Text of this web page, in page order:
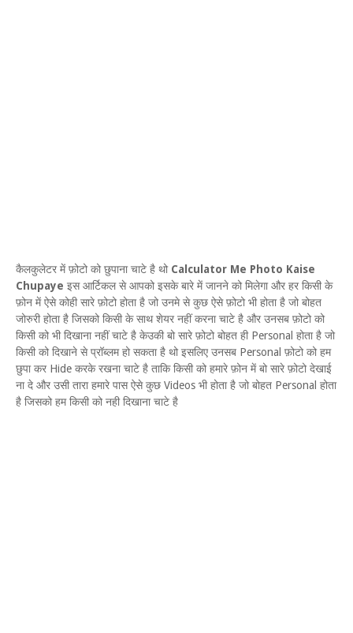
कैलकुलेटर में फ़ोटो को छुपाना चाटे है थो Calculator Me Photo Kaise
Chupaye इस आर्टिकल से आपको इसके बारे में जानने को मिलेगा और हर किसी के
फ़ोन में ऐसे कोही सारे फ़ोटो होता है जो उनमे से कुछ ऐसे फ़ोटो भी होता है जो बोहत
जोरुरी होता है जिसको किसी के साथ शेयर नहीं करना चाटे है और उनसब फ़ोटो को
किसी को भी दिखाना नहीं चाटे है केउकी बो सारे फ़ोटो बोहत ही Personal होता है जो
किसी को दिखाने से प्रॉब्लम हो सकता है थो इसलिए उनसब Personal फ़ोटो को हम
छुपा कर Hide करके रखना चाटे है ताकि किसी को हमारे फ़ोन में बो सारे फ़ोटो देखाई
ना दे और उसी तारा हमारे पास ऐसे कुछ Videos भी होता है जो बोहत Personal होता
है जिसको हम किसी को नही दिखाना चाटे है